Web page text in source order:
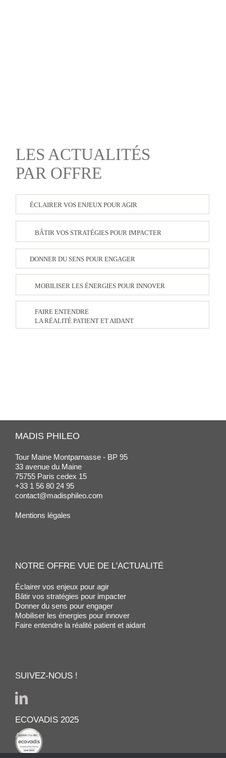
FAIRE ENTENDRE
LA RÉALITÉ PATIENT ET AIDANT
ÉCLAIRER VOS ENJEUX POUR AGIR
BÂTIR VOS STRATÉGIES POUR IMPACTER
DONNER DU SENS POUR ENGAGER
MOBILISER LES ÉNERGIES POUR INNOVER
LES ACTUALITÉS
PAR OFFRE
MADIS PHILEO
Tour Maine Montparnasse - BP 95
33 avenue du Maine
75755 Paris cedex 15
+33 1 56 80 24 95
contact@madisphileo.com
Mentions légales
NOTRE OFFRE VUE DE L'ACTUALITÉ
Éclairer vos enjeux pour agir
Bâtir vos stratégies pour impacter
Donner du sens pour engager
Mobiliser les énergies pour innover
Faire entendre la réalité patient et aidant
SUIVEZ-NOUS !
ECOVADIS 2025